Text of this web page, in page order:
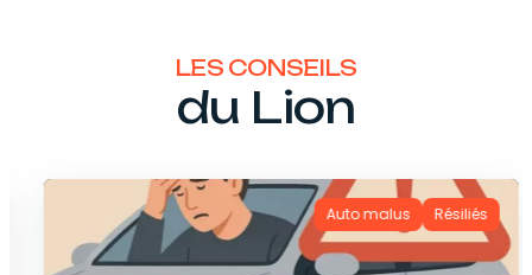
LES CONSEILS
du Lion
Auto malus Résiliés